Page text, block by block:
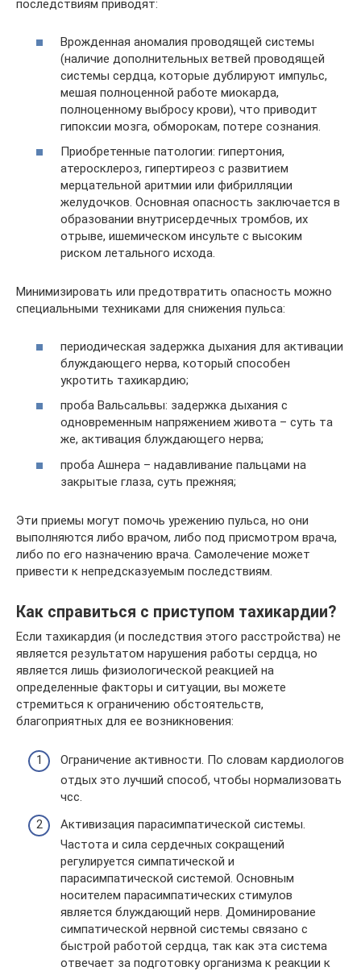
последствиям приводят:
Врожденная аномалия проводящей системы
(наличие дополнительных ветвей проводящей
системы сердца, которые дублируют импульс,
мешая полноценной работе миокарда,
полноценному выбросу крови), что приводит
гипоксии мозга, обморокам, потере сознания.
Приобретенные патологии: гипертония,
атеросклероз, гипертиреоз с развитием
мерцательной аритмии или фибрилляции
желудочков. Основная опасность заключается в
образовании внутрисердечных тромбов, их
отрыве, ишемическом инсульте с высоким
риском летального исхода.
Минимизировать или предотвратить опасность можно
специальными техниками для снижения пульса:
периодическая задержка дыхания для активации
блуждающего нерва, который способен
укротить тахикардию;
проба Вальсальвы: задержка дыхания с
одновременным напряжением живота – суть та
же, активация блуждающего нерва;
проба Ашнера – надавливание пальцами на
закрытые глаза, суть прежняя;
Эти приемы могут помочь урежению пульса, но они
выполняются либо врачом, либо под присмотром врача,
либо по его назначению врача. Самолечение может
привести к непредсказуемым последствиям.
Как справиться с приступом тахикардии?
Если тахикардия (и последствия этого расстройства) не
является результатом нарушения работы сердца, но
является лишь физиологической реакцией на
определенные факторы и ситуации, вы можете
стремиться к ограничению обстоятельств,
благоприятных для ее возникновения:
Ограничение активности. По словам кардиологов
отдых это лучший способ, чтобы нормализовать
чсс.
Активизация парасимпатической системы.
Частота и сила сердечных сокращений
регулируется симпатической и
парасимпатической системой. Основным
носителем парасимпатических стимулов
является блуждающий нерв. Доминирование
симпатической нервной системы связано с
быстрой работой сердца, так как эта система
отвечает за подготовку организма к реакции к